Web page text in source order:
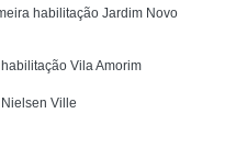
habilitação Jardim Novo
Vila Amorim
Ville